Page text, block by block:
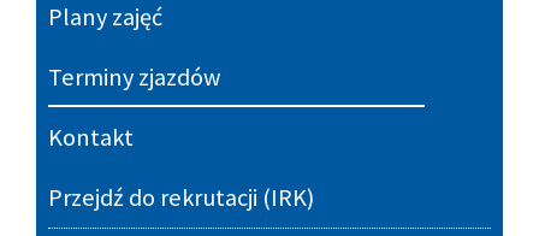
Plany zajęć
Terminy zjazdów
Kontakt
Przejdź do rekrutacji (IRK)